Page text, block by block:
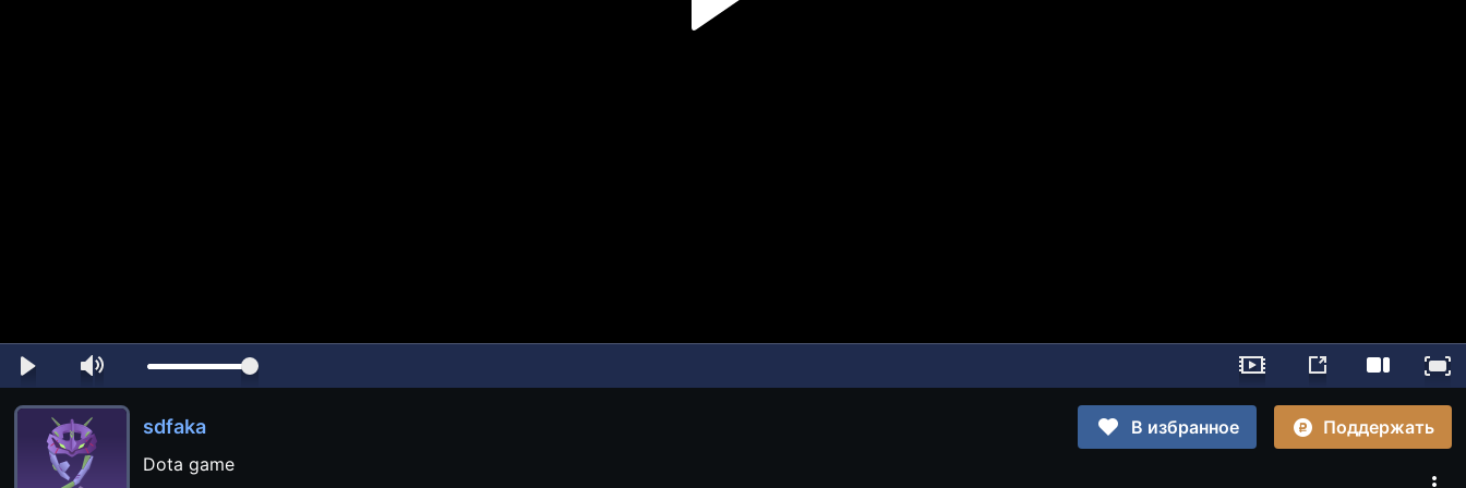
sdfaka В избранное
Поддержать
Dota game